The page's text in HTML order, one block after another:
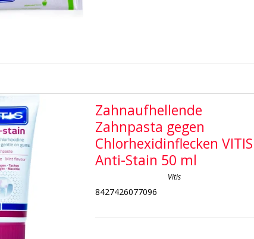
Zahnaufhellende
Zahnpasta gegen
Chlorhexidinflecken VITIS
Anti-Stain 50 ml
Vitis
8427426077096